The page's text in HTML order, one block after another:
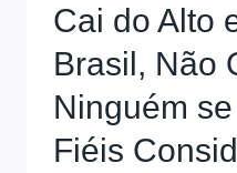
Cai do Alto
Brasil, Não
Ninguém
Fiéis